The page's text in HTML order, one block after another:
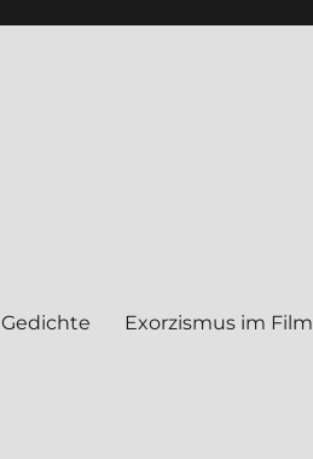
Gedich­te Exor­zis­mus im Film